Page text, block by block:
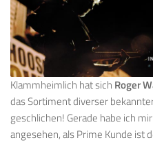
Klammheimlich hat sich Roger
das Sortiment diverser
geschlichen! Gerade habe ich
angesehen, als Prime Kunde ist